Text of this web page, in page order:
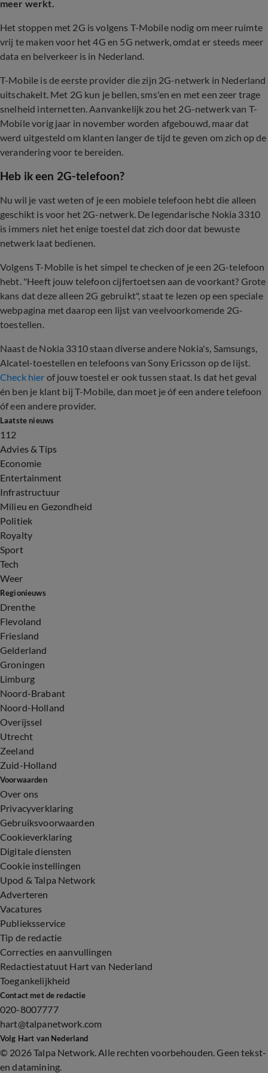
meer werkt.
Het stoppen met 2G is volgens T-Mobile nodig om meer ruimte
vrij te maken voor het 4G en 5G netwerk, omdat er steeds meer
data en belverkeer is in Nederland.
T-Mobile is de eerste provider die zijn 2G-netwerk in Nederland
uitschakelt. Met 2G kun je bellen, sms'en en met een zeer trage
snelheid internetten. Aanvankelijk zou het 2G-netwerk van T-
Mobile vorig jaar in november worden afgebouwd, maar dat
werd uitgesteld om klanten langer de tijd te geven om zich op de
verandering voor te bereiden.
Heb ik een 2G-telefoon?
Nu wil je vast weten of je een mobiele telefoon hebt die alleen
geschikt is voor het 2G-netwerk. De legendarische Nokia 3310
is immers niet het enige toestel dat zich door dat bewuste
netwerk laat bedienen.
Volgens T-Mobile is het simpel te checken of je een 2G-telefoon
hebt. "Heeft jouw telefoon cijfertoetsen aan de voorkant? Grote
kans dat deze alleen 2G gebruikt", staat te lezen op een speciale
webpagina met daarop een lijst van veelvoorkomende 2G-
toestellen.
Naast de Nokia 3310 staan diverse andere Nokia's, Samsungs,
Alcatel-toestellen en telefoons van Sony Ericsson op de lijst.
Check hier of jouw toestel er ook tussen staat. Is dat het geval
én ben je klant bij T-Mobile, dan moet je óf een andere telefoon
óf een andere provider.
Laatste nieuws
112
Advies & Tips
Economie
Entertainment
Infrastructuur
Milieu en Gezondheid
Politiek
Royalty
Sport
Tech
Weer
Regionieuws
Drenthe
Flevoland
Friesland
Gelderland
Groningen
Limburg
Noord-Brabant
Noord-Holland
Overijssel
Utrecht
Zeeland
Zuid-Holland
Voorwaarden
Over ons
Privacyverklaring
Gebruiksvoorwaarden
Cookieverklaring
Digitale diensten
Cookie instellingen
Upod & Talpa Network
Adverteren
Vacatures
Publieksservice
Tip de redactie
Correcties en aanvullingen
Redactiestatuut Hart van Nederland
Toegankelijkheid
Contact met de redactie
020-8007777
hart@talpanetwork.com
Volg Hart van Nederland
© 2026 Talpa Network. Alle rechten voorbehouden. Geen tekst-
en datamining.